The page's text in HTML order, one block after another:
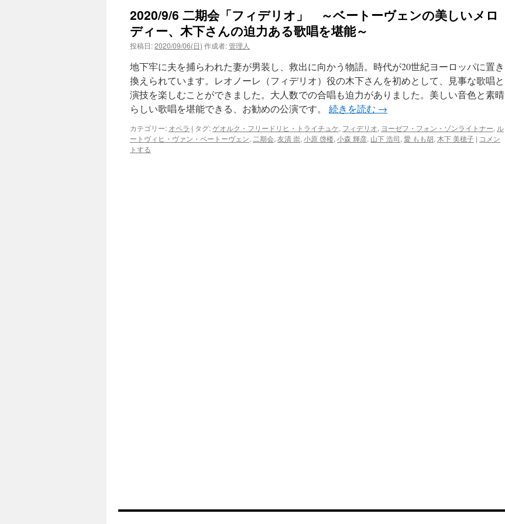
ン
ス
2020/9/6 二期会「フィデリオ」 ～ベートーヴェンの美しいメロ
ディー、木下さんの迫力ある歌唱を堪能～
投稿日:2020/09/06(日) 作成者:管理人
地下牢に夫を捕らわれた妻が男装し、救出に向かう物語。時代が20世紀ヨーロッパに置き
換えられています。レオノーレ（フィデリオ）役の木下さんを初めとして、見事な歌唱と
演技を楽しむことができました。大人数での合唱も迫力がありました。美しい音色と素晴
らしい歌唱を堪能できる、お勧めの公演です。 続きを読む →
カテゴリー: オペラ | タグ:ゲオルク・フリードリヒ・トライチュケ, フィデリオ, ヨーゼフ・フォン・ゾンライトナー, ル
ートヴィヒ・ヴァン・ベートーヴェン, 二期会, 友清 崇, 小原 啓楼, 小森 輝彦, 山下 浩司, 愛 もも胡, 木下 美穂子 | コメン
トする